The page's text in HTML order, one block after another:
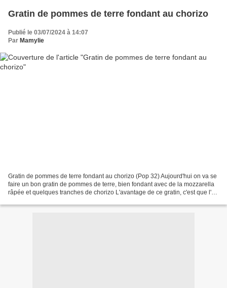
Gratin de pommes de terre fondant au chorizo
Publié le 03/07/2024 à 14:07
Par Mamylie
Gratin de pommes de terre fondant au chorizo (Pop 32) Aujourd'hui on va se
faire un bon gratin de pommes de terre, bien fondant avec de la mozzarella
râpée et quelques tranches de chorizo L'avantage de ce gratin, c'est que l'on